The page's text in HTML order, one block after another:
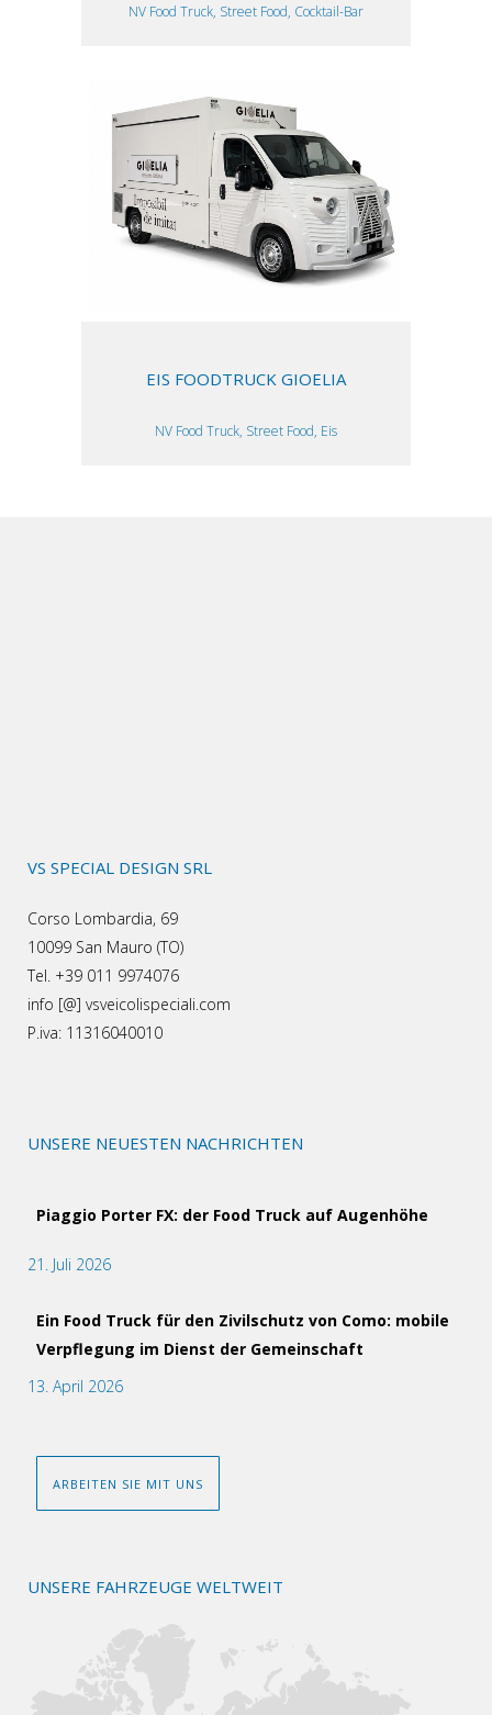
NV Food Truck, Street Food, Cocktail-Bar
EIS FOODTRUCK GIOELIA
NV Food Truck, Street Food, Eis
VS SPECIAL DESIGN SRL
Corso Lombardia, 69
10099 San Mauro (TO)
Tel. +39 011 9974076
info [@] vsveicolispeciali.com
P.iva: 11316040010
UNSERE NEUESTEN NACHRICHTEN
Piaggio Porter FX: der Food Truck auf Augenhöhe
21. Juli 2026
Ein Food Truck für den Zivilschutz von Como: mobile
Verpflegung im Dienst der Gemeinschaft
13. April 2026
ARBEITEN SIE MIT UNS
UNSERE FAHRZEUGE WELTWEIT